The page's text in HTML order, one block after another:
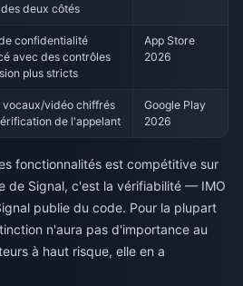
deux côtés
confidentialité
avec des contrôles
plus stricts
App Store
2026
vocaux/vidéo chiffrés
de l'appelant
Google Play
2026
fonctionnalités est compétitive sur
de Signal, c'est la vérifiabilité — IMO
publie du code. Pour la plupart
n'aura pas d'importance au
à haut risque, elle en a